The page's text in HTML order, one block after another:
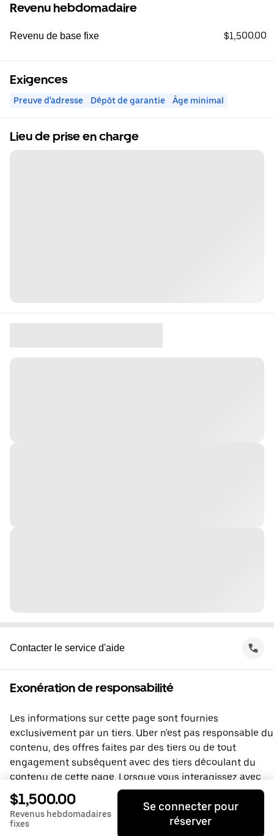
Revenu hebdomadaire
Revenu de base fixe $1,500.00
Exigences
Preuve d'adresse Dépôt de garantie Âge minimal
Lieu de prise en charge
Contacter le service d'aide
Exonération de responsabilité
Les informations sur cette page sont fournies
exclusivement par un tiers. Uber n'est pas responsable du
contenu, des offres faites par des tiers ou de tout
engagement subséquent avec des tiers découlant du
contenu de cette page. Lorsque vous interagissez avec
un tiers, vous concluez une entente directement avec lui,
à laquelle Uber ne prend pas part. Si vous avez des
questions, veuillez contacter directement le tiers.
$1,500.00
Revenus hebdomadaires
fixes
Se connecter pour
réserver